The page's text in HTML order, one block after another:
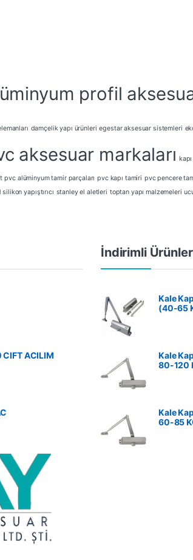
profil
damçelik yapı ürünleri egestar aksesuar sistemleri
aksesuar markaları
pvc alüminyum tamir parçaları pvc kapı tamiri pvc pencere
yapıştırıcı stanley el aletleri toptan yapı malzemeleri
ACILIM
İndirimli Ürünler
Kale
(40-65
Kale
80-120
Kale
60-85